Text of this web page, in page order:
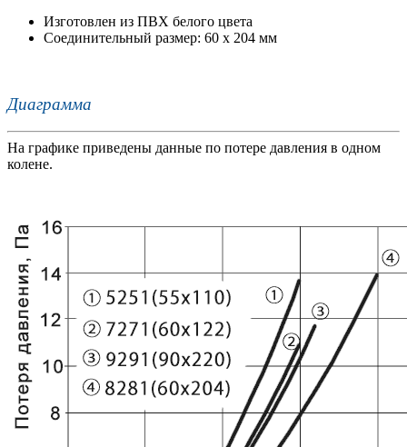
Изготовлен из ПВХ белого цвета
Соединительный размер: 60 х 204 мм
Диаграмма
На графике приведены данные по потере давления в одном
колене.